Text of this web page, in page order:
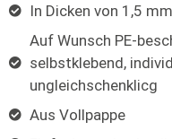
In Dicken von 1,5
Auf Wunsch PE-
selbstklebend,
ungleichschenklicg
Aus Vollpappe